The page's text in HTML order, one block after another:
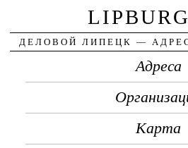
ДЕЛОВОЙ ЛИПЕЦК —
Адреса
Карта